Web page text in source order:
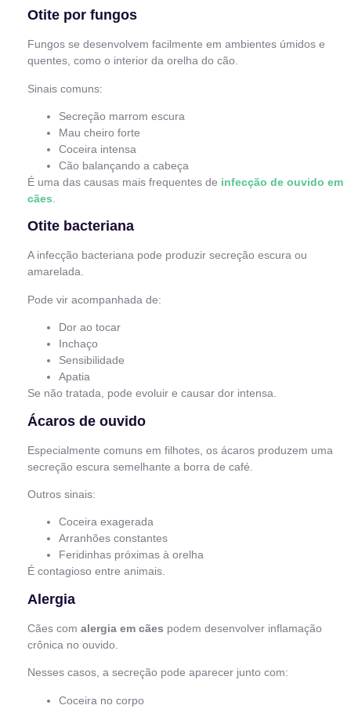
Otite por fungos
Fungos se desenvolvem facilmente em ambientes úmidos e
quentes, como o interior da orelha do cão.
Sinais comuns:
Secreção marrom escura
Mau cheiro forte
Coceira intensa
Cão balançando a cabeça
É uma das causas mais frequentes de infecção de ouvido em
cães
Otite bacteriana
A infecção bacteriana pode produzir secreção escura ou
amarelada.
Pode vir acompanhada de:
Dor ao tocar
Inchaço
Sensibilidade
Apatia
Se não tratada, pode evoluir e causar dor intensa.
Ácaros de ouvido
Especialmente comuns em filhotes, os ácaros produzem uma
secreção escura semelhante a borra de café.
Outros sinais:
Coceira exagerada
Arranhões constantes
Feridinhas próximas à orelha
É contagioso entre animais.
Alergia
Cães com alergia em cães podem desenvolver inflamação
crônica no ouvido.
Nesses casos, a secreção pode aparecer junto com:
Coceira no corpo